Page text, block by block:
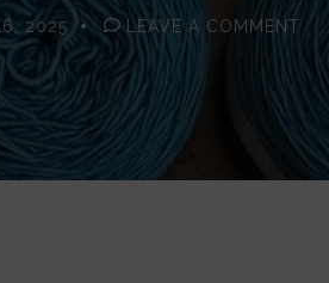
2025 LEAVE A COMMENTON
N°13
EN-